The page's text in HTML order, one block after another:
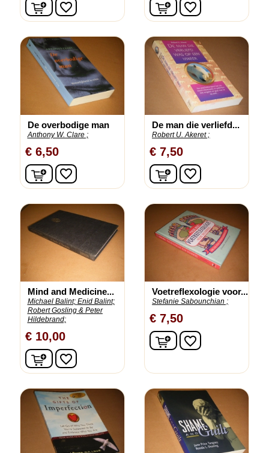
In winkelwagen
favorite_border In winkelwagen
favorite_border
De overbodige man
Anthony W. Clare ;
€ 6,50
In winkelwagen
favorite_border
De man die verliefd...
Robert U. Akeret ;
€ 7,50
In winkelwagen
favorite_border
Mind and Medicine...
Michael Balint; Enid Balint;
Robert Gosling & Peter
Hildebrand;
€ 10,00
In winkelwagen
favorite_border
Voetreflexologie voor...
Stefanie Sabounchian ;
€ 7,50
In winkelwagen
favorite_border